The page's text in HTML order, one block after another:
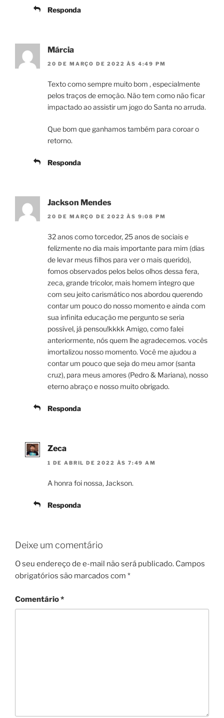
Responda
Márcia
20 DE MARÇO DE 2022 ÀS 4:49 PM
Texto como sempre muito bom , especialmente
pelos traços de emoção. Não tem como não ficar
impactado ao assistir um jogo do Santa no arruda.
Que bom que ganhamos também para coroar o
retorno.
Responda
Jackson Mendes
20 DE MARÇO DE 2022 ÀS 9:08 PM
32 anos como torcedor, 25 anos de sociais e
felizmente no dia mais importante para mim (dias
de levar meus filhos para ver o mais querido),
fomos observados pelos belos olhos dessa fera,
zeca, grande tricolor, mais homem íntegro que
com seu jeito carismático nos abordou querendo
contar um pouco do nosso momento e ainda com
sua infinita educação me pergunto se seria
possível, já pensou!kkkk Amigo, como falei
anteriormente, nós quem lhe agradecemos. vocês
imortalizou nosso momento. Você me ajudou a
contar um pouco que seja do meu amor (santa
cruz), para meus amores (Pedro & Mariana), nosso
eterno abraço e nosso muito obrigado.
Responda
Zeca
1 DE ABRIL DE 2022 ÀS 7:49 AM
A honra foi nossa, Jackson.
Responda
Deixe um comentário
O seu endereço de e-mail não será publicado. Campos
obrigatórios são marcados com *
Comentário*